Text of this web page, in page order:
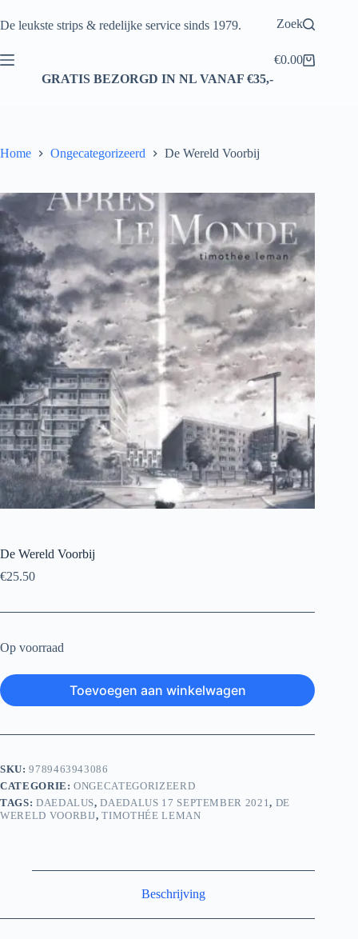
naar
De leukste strips & redelijke service sinds 1979. Zoek
Winkelwagen
€0.00
GRATIS BEZORGD IN NL VANAF €35,-
Home Ongecategorizeerd De Wereld Voorbij
De Wereld Voorbij
€25.50
Op voorraad
Toevoegen aan winkelwagen
SKU:9789463943086
CATEGORIE:ONGECATEGORIZEERD
TAGS: DAEDALUS,DAEDALUS 17 SEPTEMBER 2021, DE
WERELD VOORBIJ,TIMOTHÉE LEMAN
Beschrijving